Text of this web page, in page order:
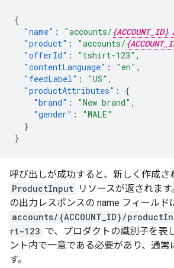
{
"name" : "accounts/ {ACCOUNT_ID}
"product" : "accounts/
"offerId" : "tshirt-123" ,
"contentLanguage" : "en" ,
"feedLabel" : "US" ,
"productAttributes" :
{
"brand" : "New brand" ,
"gender" :
"MALE"
}
}
呼び出しが成功すると、新しく作成さ
ProductInput リソースが返されま
の出力レスポンスの name フィールド
accounts/{ACCOUNT_ID}/
rt-123 で、プロダクトの識別子を表
ント内で一意である必要があり、通常
す。